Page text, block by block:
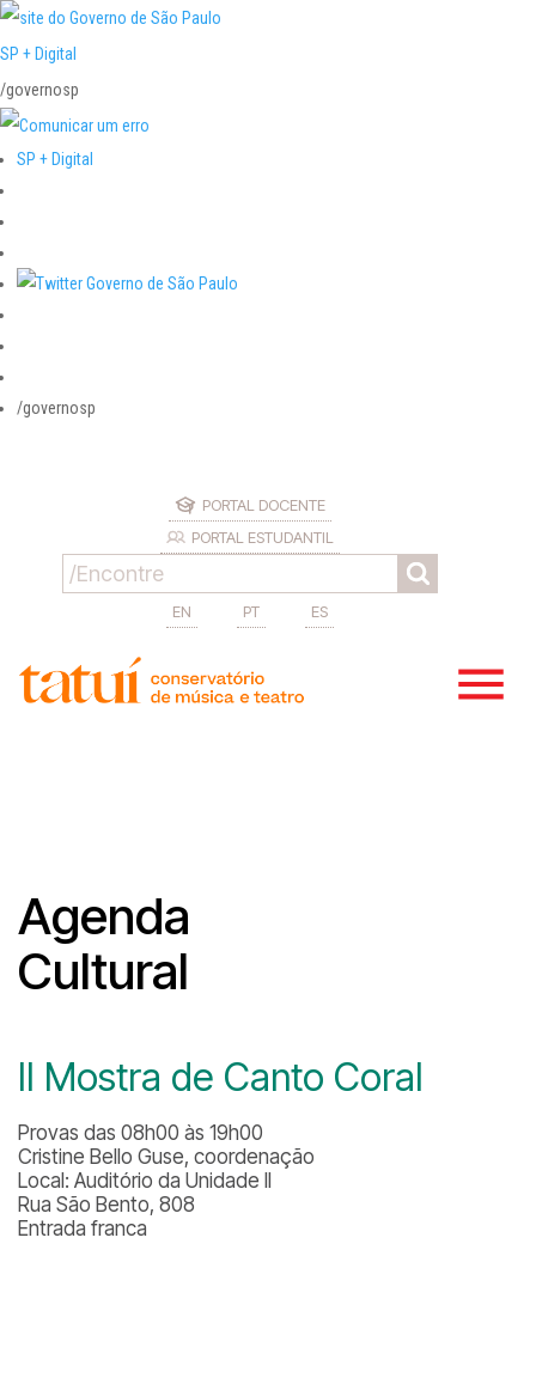
SP + Digital
/governosp
SP + Digital
/governosp
PORTAL DOCENTE
PORTAL ESTUDANTIL
EN PT ES
Agenda
Cultural
II Mostra de Canto Coral
Provas das 08h00 às 19h00
Cristine Bello Guse, coordenação
Local: Auditório da Unidade II
Rua São Bento, 808
Entrada franca